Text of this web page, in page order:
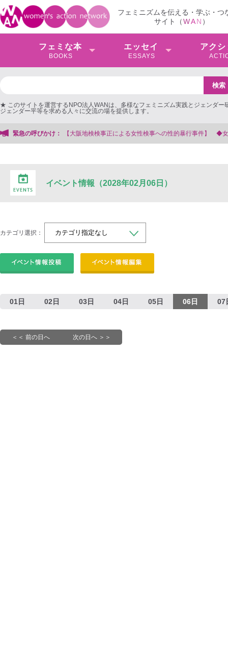
フェミニズムを伝える・学ぶ・つ
サイト（WAN ）
フェミな本
BOOKS
エッセイ
ESSAYS
アクシ
★ このサイトを運営するNPO法人WANは、多様なフェミニズム実践とジェンダー
ジェンダー平等を求める人々に交流の場を提供します。
緊急の呼びかけ：
地検検事正による女性検事への性的暴行事件】 ◆女性検事を支援する会事務局
イベント情報（2028年02月06日）
カテゴリ選択：
01日 02日 03日 04日 05日 06日 07
＜＜ 前の日へ 次の日へ ＞＞